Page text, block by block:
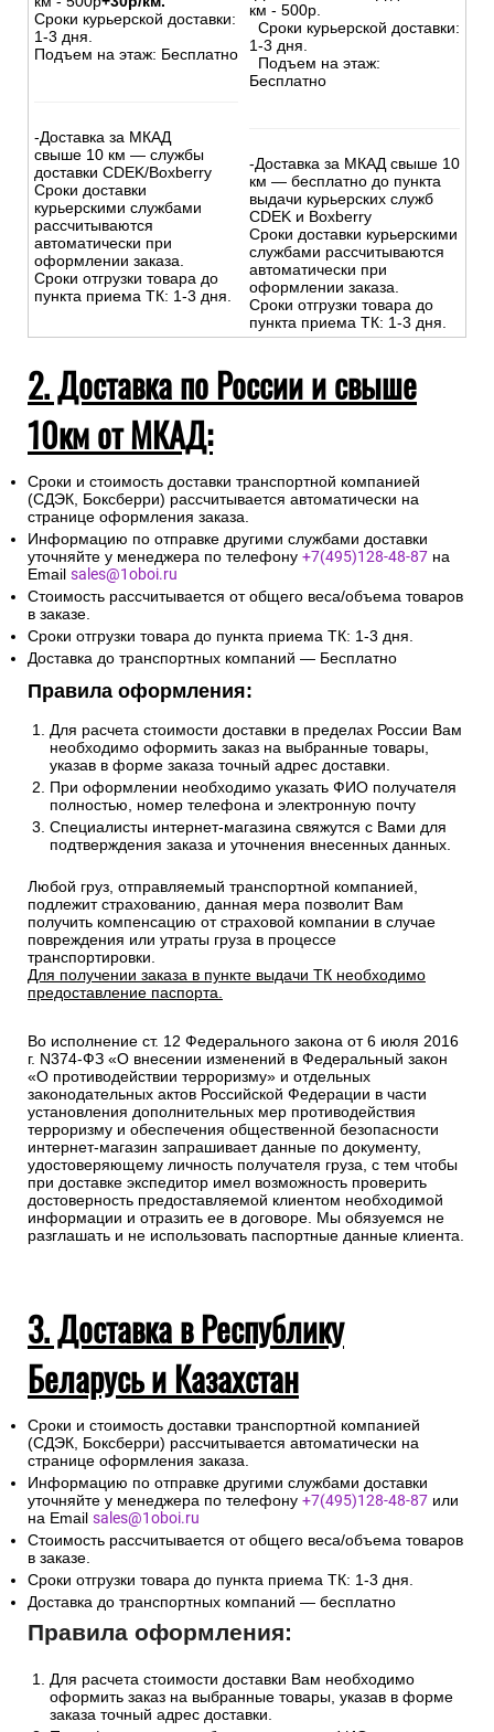
Сроки курьерской доставки:
1-3 дня.
Подъем на этаж: Бесплатно
-Доставка за МКАД
свыше 10 км — службы
доставки CDEK/Boxberry
Сроки доставки
курьерскими службами
рассчитываются
автоматически при
оформлении заказа.
Сроки отгрузки товара до
пункта приема ТК: 1-3 дня.
км - 500р.
Сроки курьерской доставки:
1-3 дня.
Подъем на этаж:
Бесплатно
-Доставка за МКАД свыше 10
км — бесплатно до пункта
выдачи курьерских служб
CDEK и Boxberry
Сроки доставки курьерскими
службами рассчитываются
автоматически при
оформлении заказа.
Сроки отгрузки товара до
пункта приема ТК: 1-3 дня.
2. Доставка по России и свыше
10км от МКАД:
Сроки и стоимость доставки транспортной компанией
(СДЭК, Боксберри) рассчитывается автоматически на
странице оформления заказа.
Информацию по отправке другими службами доставки
уточняйте у менеджера по телефону +7(495)128-48-87 на
Email sales@1oboi.ru
Стоимость рассчитывается от общего веса/объема товаров
в заказе.
Сроки отгрузки товара до пункта приема ТК: 1-3 дня.
Доставка до транспортных компаний — Бесплатно
Правила оформления:
Для расчета стоимости доставки в пределах России Вам
необходимо оформить заказ на выбранные товары,
указав в форме заказа точный адрес доставки.
При оформлении необходимо указать ФИО получателя
полностью, номер телефона и электронную почту
Специалисты интернет-магазина свяжутся с Вами для
подтверждения заказа и уточнения внесенных данных.
Любой груз, отправляемый транспортной компанией,
подлежит страхованию, данная мера позволит Вам
получить компенсацию от страховой компании в случае
повреждения или утраты груза в процессе
транспортировки.
Для получении заказа в пункте выдачи ТК необходимо
предоставление паспорта.
Во исполнение ст. 12 Федерального закона от 6 июля 2016
г. N374-ФЗ «О внесении изменений в Федеральный закон
«О противодействии терроризму» и отдельных
законодательных актов Российской Федерации в части
установления дополнительных мер противодействия
терроризму и обеспечения общественной безопасности
интернет-магазин запрашивает данные по документу,
удостоверяющему личность получателя груза, с тем чтобы
при доставке экспедитор имел возможность проверить
достоверность предоставляемой клиентом необходимой
информации и отразить ее в договоре. Мы обязуемся не
разглашать и не использовать паспортные данные клиента.
3. Доставка в Республику
Беларусь и Казахстан
Сроки и стоимость доставки транспортной компанией
(СДЭК, Боксберри) рассчитывается автоматически на
странице оформления заказа.
Информацию по отправке другими службами доставки
уточняйте у менеджера по телефону +7(495)128-48-87 или
на Email sales@1oboi.ru
Стоимость рассчитывается от общего веса/объема товаров
в заказе.
Сроки отгрузки товара до пункта приема ТК: 1-3 дня.
Доставка до транспортных компаний — бесплатно
Правила оформления:
Для расчета стоимости доставки Вам необходимо
оформить заказ на выбранные товары, указав в форме
заказа точный адрес доставки.